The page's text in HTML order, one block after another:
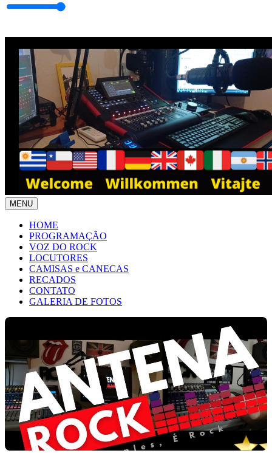
MENU
HOME
PROGRAMAÇÃO
VOZ DO ROCK
LOCUTORES
CAMISAS e CANECAS
RECADOS
CONTATO
GALERIA DE FOTOS